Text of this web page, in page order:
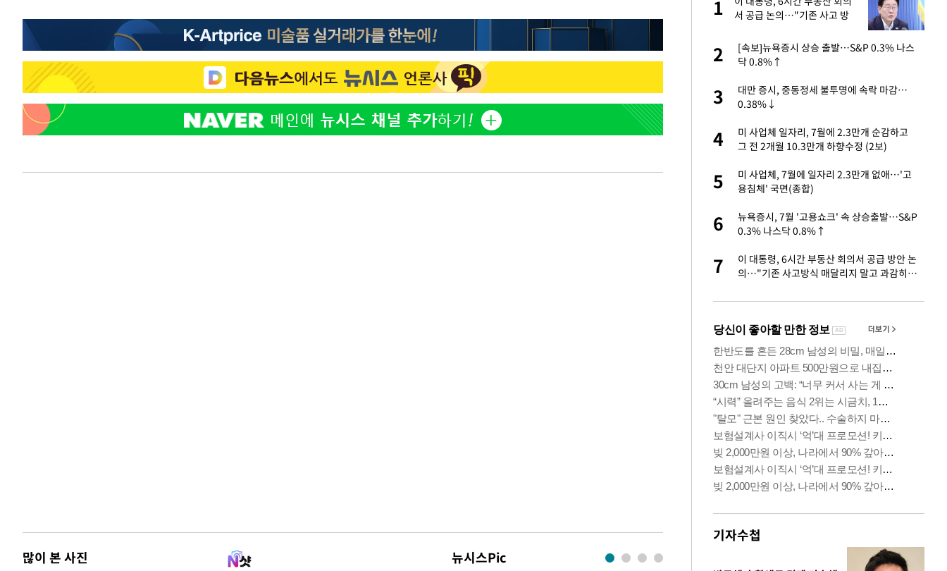
많이 본 사진 뉴시스Pic
2
'서준맘' 박세미, 연하 남자친구와 열애 "결혼
생각도"
3
[단독]인천 부평구 아파트서 10대가 40대 친
모 살해
4
[속보]이 대통령 "부동산 공급 기존 사고방식
5
이 대통령, 6시간 부동산 회의서 공급 논
1
서 공급 논의…"기존 사고 방
천"(종합)
2
[속보]뉴욕증시 상승 출발…S&P 0.3% 나스
닥 0.8%↑
3
대만 증시, 중동정세 불투명에 속락 마감…
0.38%↓
4
미 사업체 일자리, 7월에 2.3만개 순감하고
그 전 2개월 10.3만개 하향수정 (2보)
5
미 사업체, 7월에 일자리 2.3만개 없애…'고
용침체' 국면(종합)
6
뉴욕증시, 7월 '고용쇼크' 속 상승출발…S&P
0.3% 나스닥 0.8%↑
7
이 대통령, 6시간 부동산 회의서 공급 방안 논
의…"기존 사고방식 매달리지 말고 과감히
기자수첩